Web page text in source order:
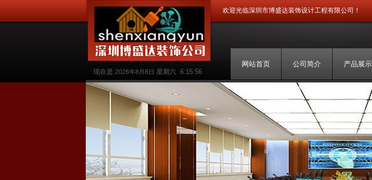
欢迎光临深圳市博盛达装饰设计工程有限公司！
现在是:2026年8月8日 星期六 6:15:58
产品展示
公司简介
网站首页